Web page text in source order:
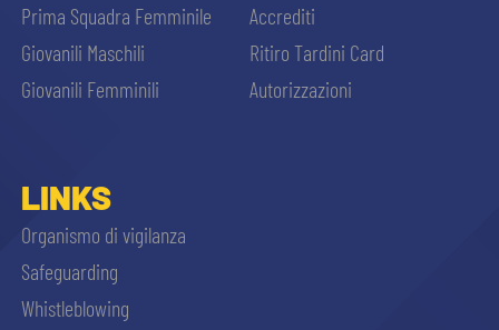
Prima Squadra Femminile
Giovanili Maschili
Giovanili Femminili
Accrediti
Ritiro Tardini Card
Autorizzazioni
LINKS
Organismo di vigilanza
Safeguarding
Whistleblowing